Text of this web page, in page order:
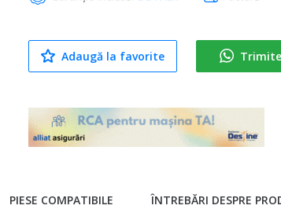
Adaugă la favorite
PIESE COMPATIBILE ÎNTREBĂRI DESPRE